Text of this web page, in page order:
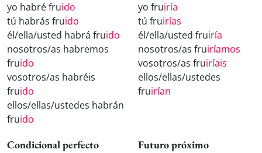
yo habré fruido
tú habrás fruido
él/ella/usted habrá fruido
nosotros/as habremos
fruido
vosotros/as habréis
fruido
ellos/ellas/ustedes habrán
fruido
yo fruiría
tú fruirías
él/ella/usted fruiría
nosotros/as fruiríamos
vosotros/as fruiríais
ellos/ellas/ustedes
fruirían
Condicional perfecto Futuro próximo